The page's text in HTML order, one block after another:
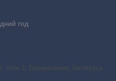
год
пом.3, Барановичи, Беларусь